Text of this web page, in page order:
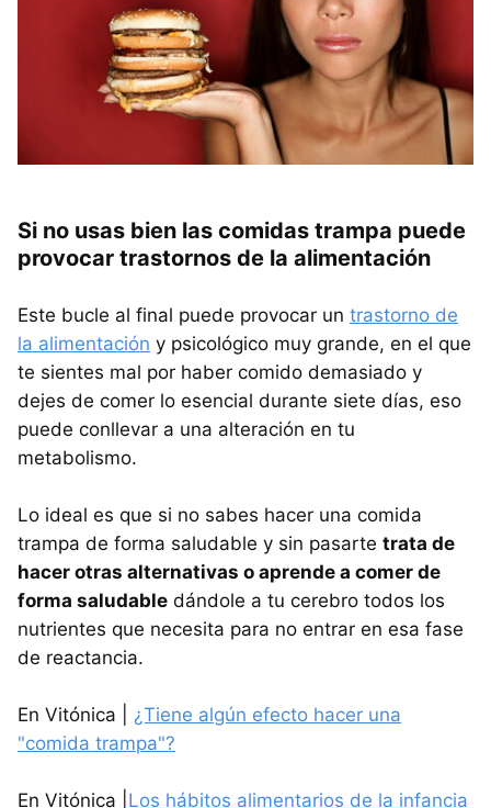
Si no usas bien las comidas trampa puede
provocar trastornos de la alimentación
Este bucle al final puede provocar un trastorno de
la alimentación y psicológico muy grande, en el que
te sientes mal por haber comido demasiado y
dejes de comer lo esencial durante siete días, eso
puede conllevar a una alteración en tu
metabolismo.
Lo ideal es que si no sabes hacer una comida
trampa de forma saludable y sin pasarte trata de
hacer otras alternativas o aprende a comer de
forma saludable dándole a tu cerebro todos los
nutrientes que necesita para no entrar en esa fase
de reactancia.
En Vitónica | ¿Tiene algún efecto hacer una
"comida trampa"?
En Vitónica | Los hábitos alimentarios de la infancia